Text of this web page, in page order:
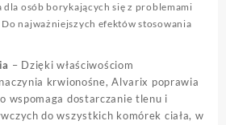
osób borykających się z problemami
najważniejszych efektów stosowania
– Dzięki właściwościom
krwionośne, Alvarix poprawia
wspomaga dostarczanie tlenu i
do wszystkich komórek ciała, w